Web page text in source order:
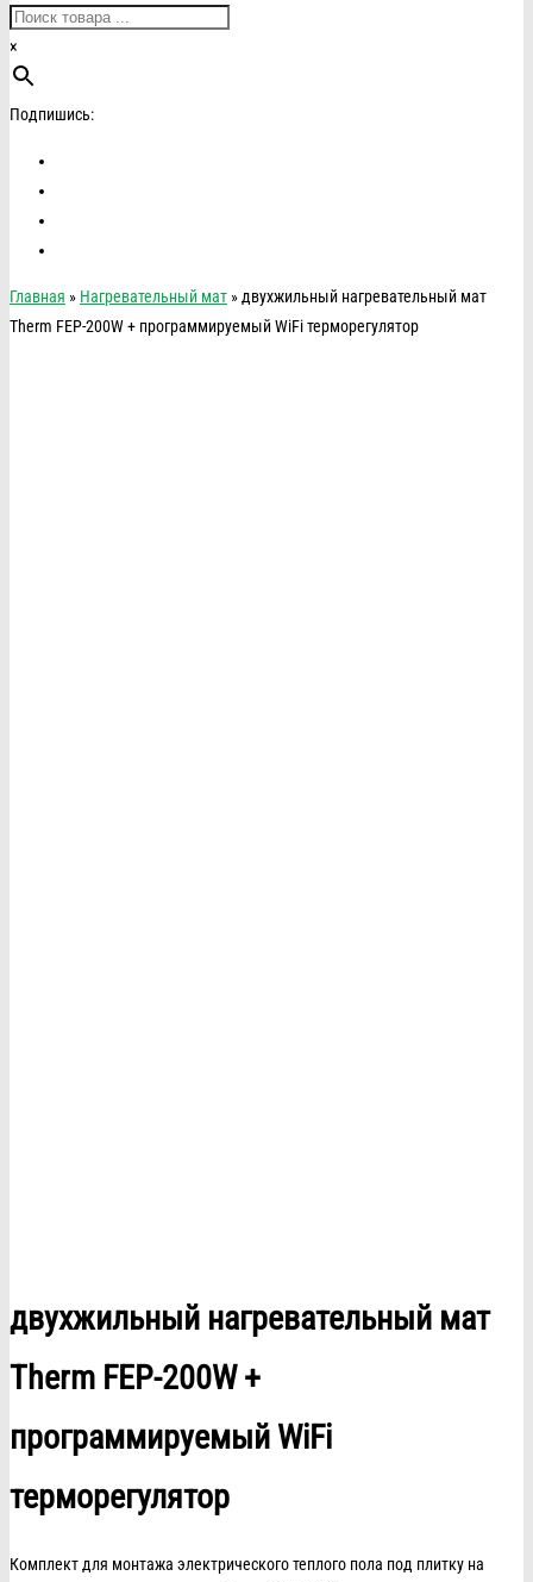
×
Подпишись:
Главная » Нагревательный мат » двухжильный нагревательный мат
Therm FEP-200W + программируемый WiFi терморегулятор
двухжильный нагревательный мат
Therm FEP-200W +
программируемый WiFi
терморегулятор
Комплект для монтажа электрического теплого пола под плитку на